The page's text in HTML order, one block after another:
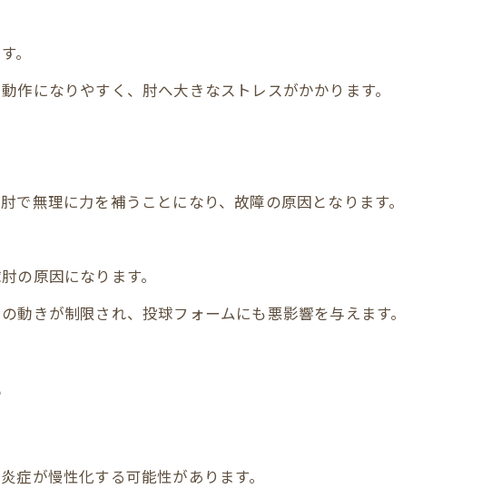
。
作になりやすく、肘へ大きなストレスがかかります。
で無理に力を補うことになり、故障の原因となります。
の原因になります。
動きが制限され、投球フォームにも悪影響を与えます。
症が慢性化する可能性があります。